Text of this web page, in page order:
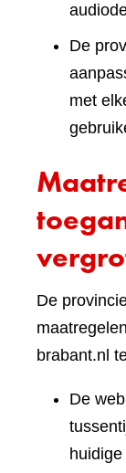
De
met
De
brabant.nl
De